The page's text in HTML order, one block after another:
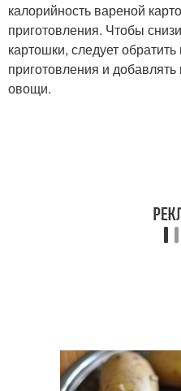
калорийность вареной
приготовления. Чтобы
картошки, следует
приготовления и
овощи.